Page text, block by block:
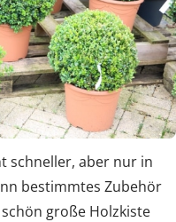
schneller, aber nur in
bestimmtes Zubehör
große Holzkiste